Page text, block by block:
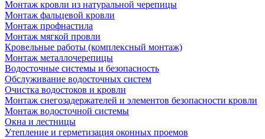
Монтаж кровли из натуральной черепицы
Монтаж фальцевой кровли
Монтаж профнастила
Монтаж мягкой провли
Кровельные работы (комплексный монтаж)
Монтаж металлочерепицы
Водосточные системы и безопасность
Обслуживание водосточных систем
Очистка водостоков и кровли
Монтаж снегозадержателей и элементов безопасности кровли
Монтаж водосточной системы
Окна и лестницы
Утепление и герметизация оконных проемов